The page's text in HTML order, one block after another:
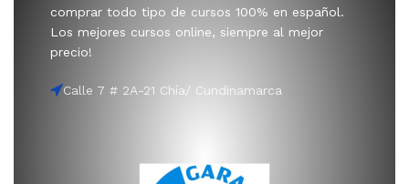
comprar todo tipo de cursos 100% en español.
Los mejores cursos online, siempre al mejor
precio!
Calle 7 # 2A-21 Chía/ Cundinamarca